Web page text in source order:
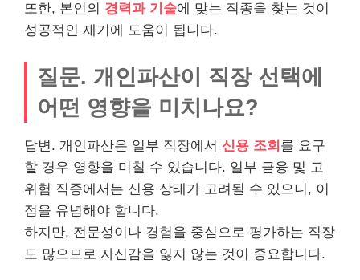
또한, 본인의 경력과 기술에 맞는 직종을 찾는 것이
성공적인 재기에 도움이 됩니다.
질문. 개인파산이 직장 선택에
어떤 영향을 미치나요?
답변. 개인파산은 일부 직장에서 신용 조회 를 요구
할 경우 영향을 미칠 수 있습니다. 일부 금융 및 고
위험 직종에서는 신용 상태가 고려될 수 있으니, 이
점을 유념해야 합니다.
하지만, 전문성이나 경험을 중심으로 평가하는 직장
도 많으므로 자신감을 잃지 않는 것이 중요합니다.